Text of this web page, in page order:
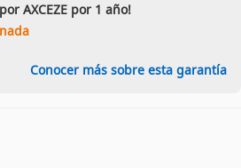
AXCEZE por 1 año!
Conocer más sobre esta garantía